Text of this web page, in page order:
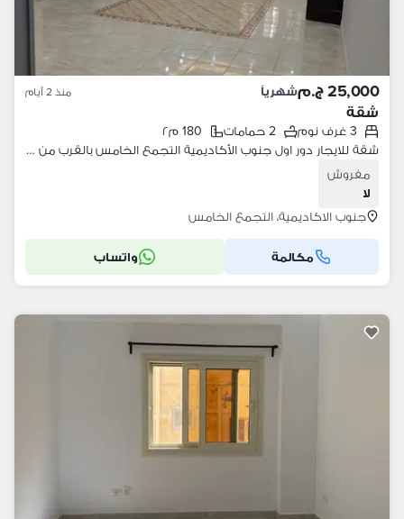
25,000 ج.م شهرياً منذ 2 أيام
شقة
3 غرف نوم 2 حمامات
180 م٢
شقة للايجار دور اول جنوب الأكاديمية التجمع الخامس بالقرب من كايرو فيستيفال سيتي وأكاديمية الشرطة والجامعة الكندية CIC
مفروش
لا
جنوب الاكاديمية، التجمع الخامس
مكالمة واتساب